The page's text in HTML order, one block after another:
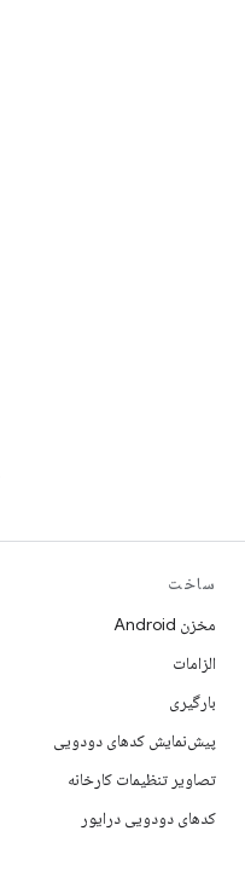
ساخت
مخزن Android
الزامات
بارگیری
پیش‌نمایش کدهای دودویی
تصاویر تنظیمات کارخانه
کدهای دودویی درایور